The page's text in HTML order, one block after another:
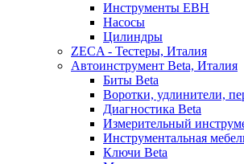
Инструменты EBH
Насосы
Цилиндры
ZECA - Тестеры, Италия
Автоинструмент Beta, Италия
Биты Beta
Воротки, удлинители,
Диагностика Beta
Измерительный
Инструментальная
Ключи Beta